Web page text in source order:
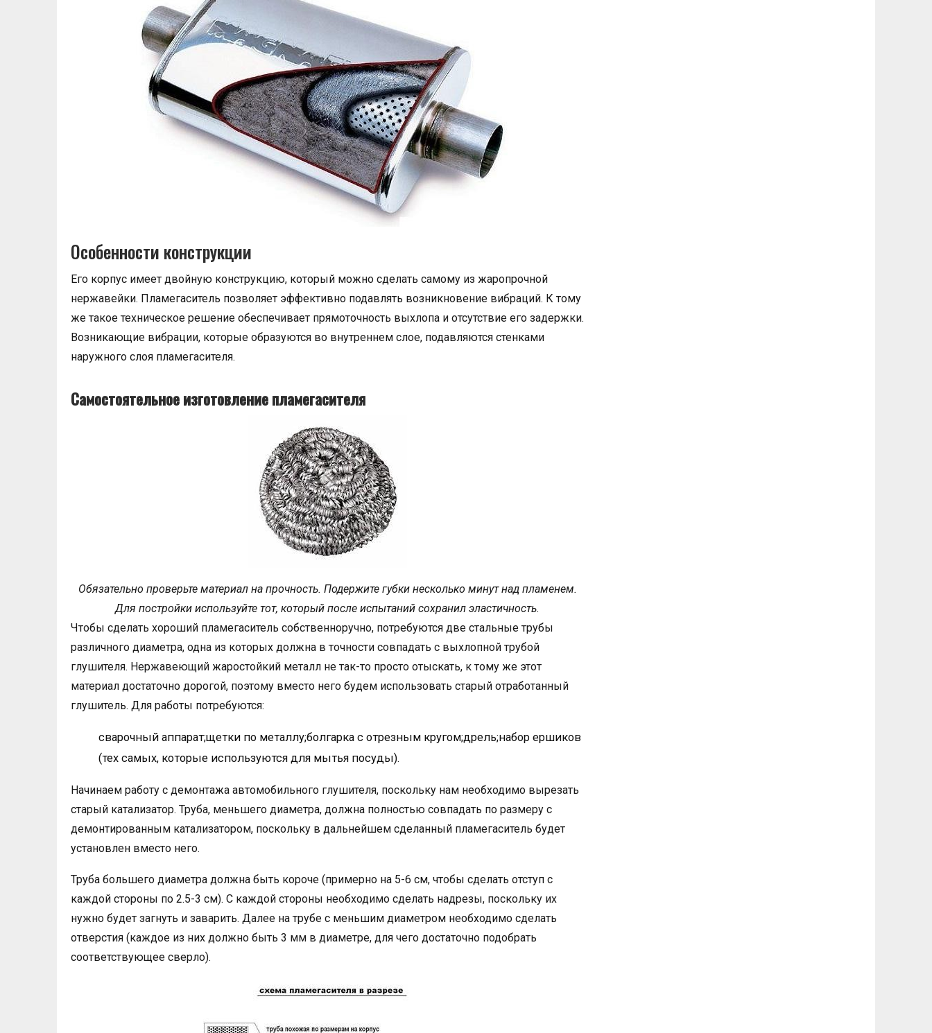
Особенности конструкции
Его корпус имеет двойную конструкцию, который можно сделать самому из жаропрочной
нержавейки. Пламегаситель позволяет эффективно подавлять возникновение вибраций. К тому
же такое техническое решение обеспечивает прямоточность выхлопа и отсутствие его задержки.
Возникающие вибрации, которые образуются во внутреннем слое, подавляются стенками
наружного слоя пламегасителя.
Самостоятельное изготовление пламегасителя
Обязательно проверьте материал на прочность. Подержите губки несколько минут над пламенем.
Для постройки используйте тот, который после испытаний сохранил эластичность.
Чтобы сделать хороший пламегаситель собственноручно, потребуются две стальные трубы
различного диаметра, одна из которых должна в точности совпадать с выхлопной трубой
глушителя. Нержавеющий жаростойкий металл не так-то просто отыскать, к тому же этот
материал достаточно дорогой, поэтому вместо него будем использовать старый отработанный
глушитель. Для работы потребуются:
сварочный аппарат;щетки по металлу;болгарка с отрезным кругом;дрель;набор ершиков
(тех самых, которые используются для мытья посуды).
Начинаем работу с демонтажа автомобильного глушителя, поскольку нам необходимо вырезать
старый катализатор. Труба, меньшего диаметра, должна полностью совпадать по размеру с
демонтированным катализатором, поскольку в дальнейшем сделанный пламегаситель будет
установлен вместо него.
Труба большего диаметра должна быть короче (примерно на 5-6 см, чтобы сделать отступ с
каждой стороны по 2.5-3 см). С каждой стороны необходимо сделать надрезы, поскольку их
нужно будет загнуть и заварить. Далее на трубе с меньшим диаметром необходимо сделать
отверстия (каждое из них должно быть 3 мм в диаметре, для чего достаточно подобрать
соответствующее сверло).